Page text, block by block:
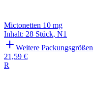
Mictonetten 10 mg
Inhalt: 28 Stück, N1
Weitere Packungsgrößen
21,59 €
R